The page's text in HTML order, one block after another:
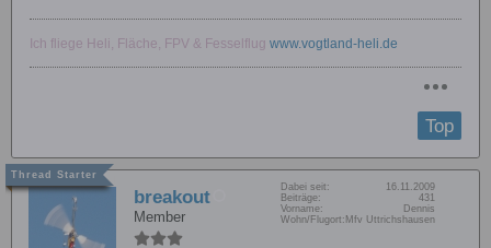
Ich fliege Heli, Fläche, FPV & Fesselflug www.vogtland-heli.de
Top
breakout
Member
Dabei seit:
16.11.2009
Beiträge:
431
Vorname:
Dennis
Wohn/Flugort: Mfv Uttrichshausen